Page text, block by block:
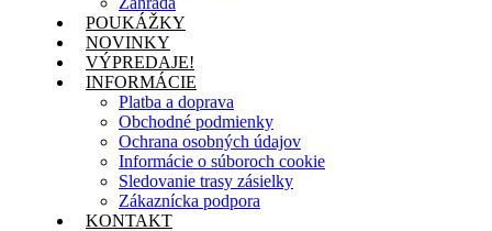
POUKÁŽKY
NOVINKY
VÝPREDAJE!
INFORMÁCIE
Platba a doprava
Obchodné podmienky
Ochrana osobných údajov
Informácie o súboroch cookie
Sledovanie trasy zásielky
Zákaznícka podpora
KONTAKT